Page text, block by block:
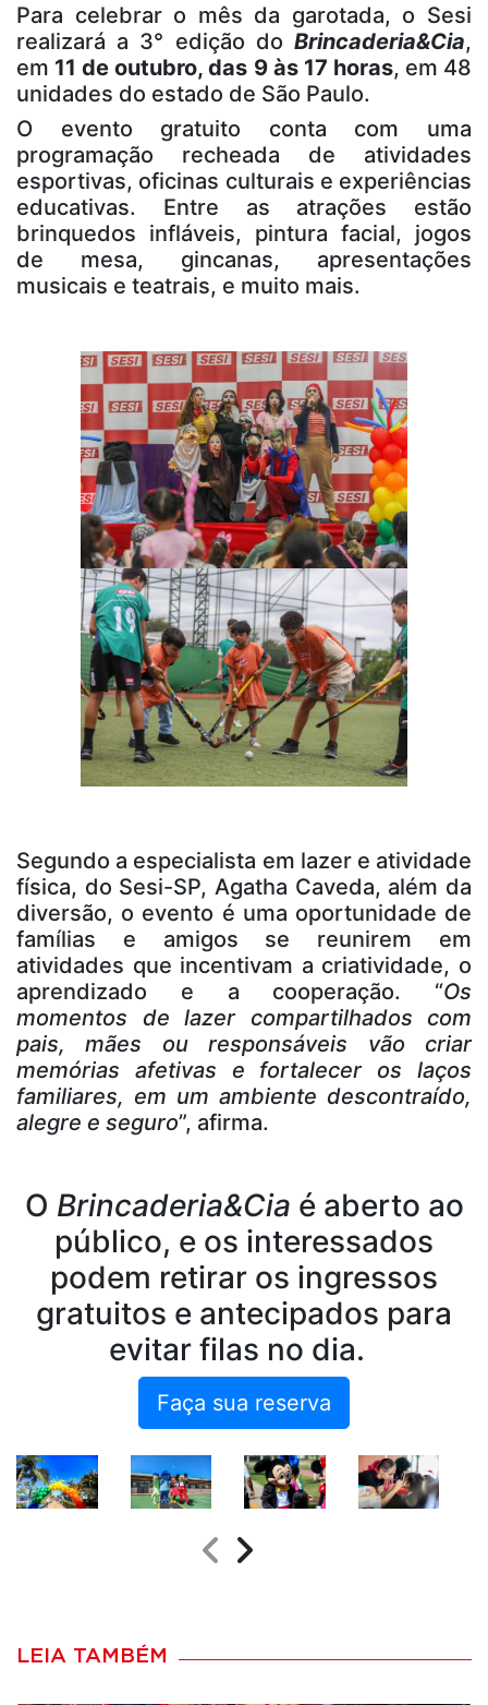
Para celebrar o mês da garotada, o Sesi
realizará a 3° edição do Brincaderia&Cia,
em 11 de outubro, das 9 às 17 horas, em 48
unidades do estado de São Paulo.
O evento gratuito conta com uma
programação recheada de atividades
esportivas, oficinas culturais e experiências
educativas. Entre as atrações estão
brinquedos infláveis, pintura facial, jogos
de mesa, gincanas, apresentações
musicais e teatrais, e muito mais.
Segundo a especialista em lazer e atividade
física, do Sesi-SP, Agatha Caveda, além da
diversão, o evento é uma oportunidade de
famílias e amigos se reunirem em
atividades que incentivam a criatividade, o
aprendizado e a cooperação. “Os
momentos de lazer compartilhados com
pais, mães ou responsáveis vão criar
memórias afetivas e fortalecer os laços
familiares, em um ambiente descontraído,
alegre e seguro”, afirma.
O Brincaderia&Cia é aberto ao
público, e os interessados
podem retirar os ingressos
gratuitos e antecipados para
evitar filas no dia.
Faça sua reserva
LEIA TAMBÉM